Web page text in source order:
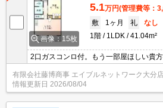
画像：15枚
5.1万円(管理費等：
敷
1ヶ月 礼
なし
1階
1LDK 41.04m²
2口ガスコンロ付。もう一部屋ほしい貴方
有限会社藤博商事 エイブルネットワーク大分
情報更新日 2026/08/04